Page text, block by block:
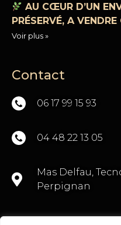
AU CŒUR D’UN
PRÉSERVÉ, A
Voir plus »
Contact
06 17 99 15 93
04 48 22 13 05
Mas Delfau,
Perpignan